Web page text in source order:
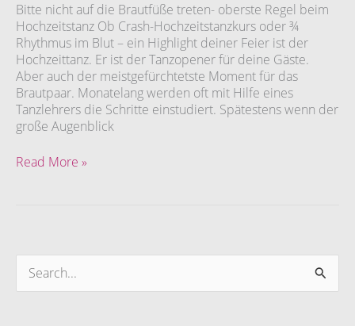
Bitte nicht auf die Brautfüße treten- oberste Regel beim
Hochzeitstanz Ob Crash-Hochzeitstanzkurs oder ¾
Rhythmus im Blut – ein Highlight deiner Feier ist der
Hochzeittanz. Er ist der Tanzopener für deine Gäste.
Aber auch der meistgefürchtetste Moment für das
Brautpaar. Monatelang werden oft mit Hilfe eines
Tanzlehrers die Schritte einstudiert. Spätestens wenn der
große Augenblick
Read More »